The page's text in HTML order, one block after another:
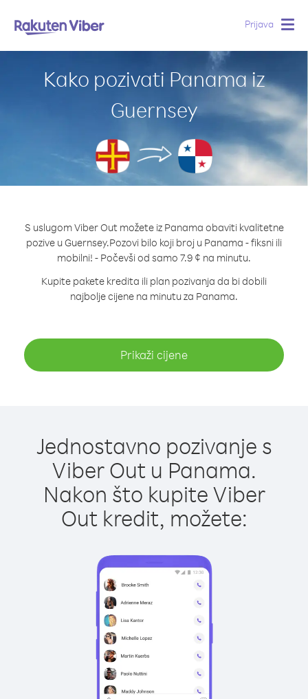
Prijava
Kako pozivati Panama iz
Guernsey
S uslugom Viber Out možete iz Panama obaviti kvalitetne
pozive u Guernsey.Pozovi bilo koji broj u Panama - fiksni ili
mobilni! - Počevši od samo 7.9 ¢ na minutu.
Kupite pakete kredita ili plan pozivanja da bi dobili
najbolje cijene na minutu za Panama.
Prikaži cijene
Jednostavno pozivanje s
Viber Out u Panama.
Nakon što kupite Viber
Out kredit, možete: